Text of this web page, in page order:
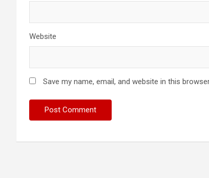
Website
Save my name, email, and website in this